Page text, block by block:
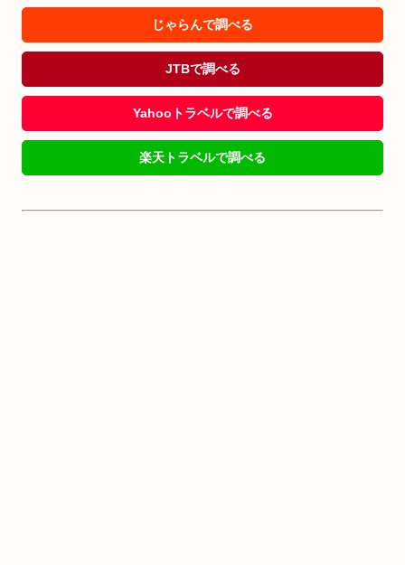
じゃらんで調べる
JTBで調べる
Yahooトラベルで調べる
楽天トラベルで調べる